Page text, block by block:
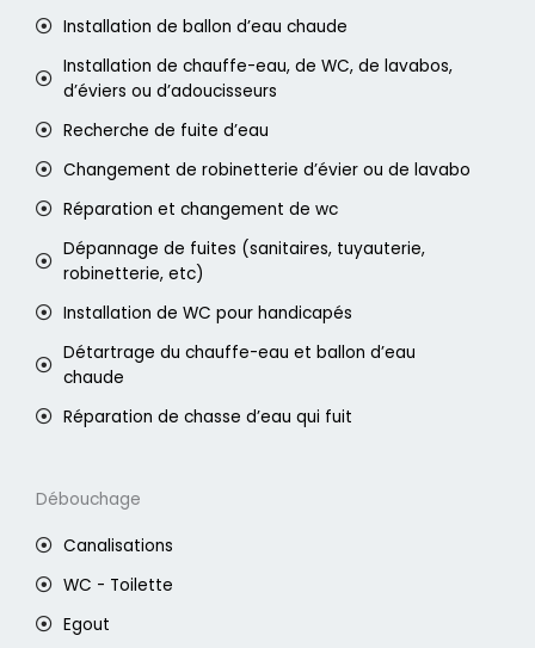
Installation de ballon d’eau chaude
Installation de chauffe-eau, de WC, de lavabos,
d’éviers ou d’adoucisseurs
Recherche de fuite d’eau
Changement de robinetterie d’évier ou de lavabo
Réparation et changement de wc
Dépannage de fuites (sanitaires, tuyauterie,
robinetterie, etc)
Installation de WC pour handicapés
Détartrage du chauffe-eau et ballon d’eau
chaude
Réparation de chasse d’eau qui fuit
Débouchage
Canalisations
WC - Toilette
Egout